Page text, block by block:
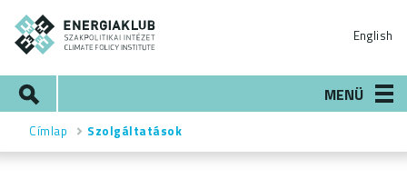
Ugrás
tartalomra
English
MENÜ
Morzsa
Címlap Szolgáltatások